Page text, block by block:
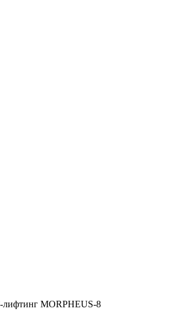
лифтинг MORPHEUS-8